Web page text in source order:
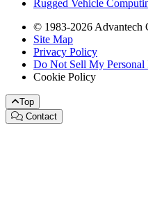
Rugged Vehicle
© 1983-2026 Advantech
Site Map
Privacy Policy
Do Not Sell My Personal
Cookie Policy
Top
Contact